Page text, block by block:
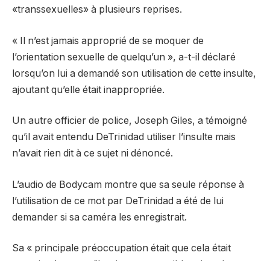
«transsexuelles» à plusieurs reprises.
« Il n’est jamais approprié de se moquer de
l’orientation sexuelle de quelqu’un », a-t-il déclaré
lorsqu’on lui a demandé son utilisation de cette insulte,
ajoutant qu’elle était inappropriée.
Un autre officier de police, Joseph Giles, a témoigné
qu’il avait entendu DeTrinidad utiliser l’insulte mais
n’avait rien dit à ce sujet ni dénoncé.
L’audio de Bodycam montre que sa seule réponse à
l’utilisation de ce mot par DeTrinidad a été de lui
demander si sa caméra les enregistrait.
Sa « principale préoccupation était que cela était